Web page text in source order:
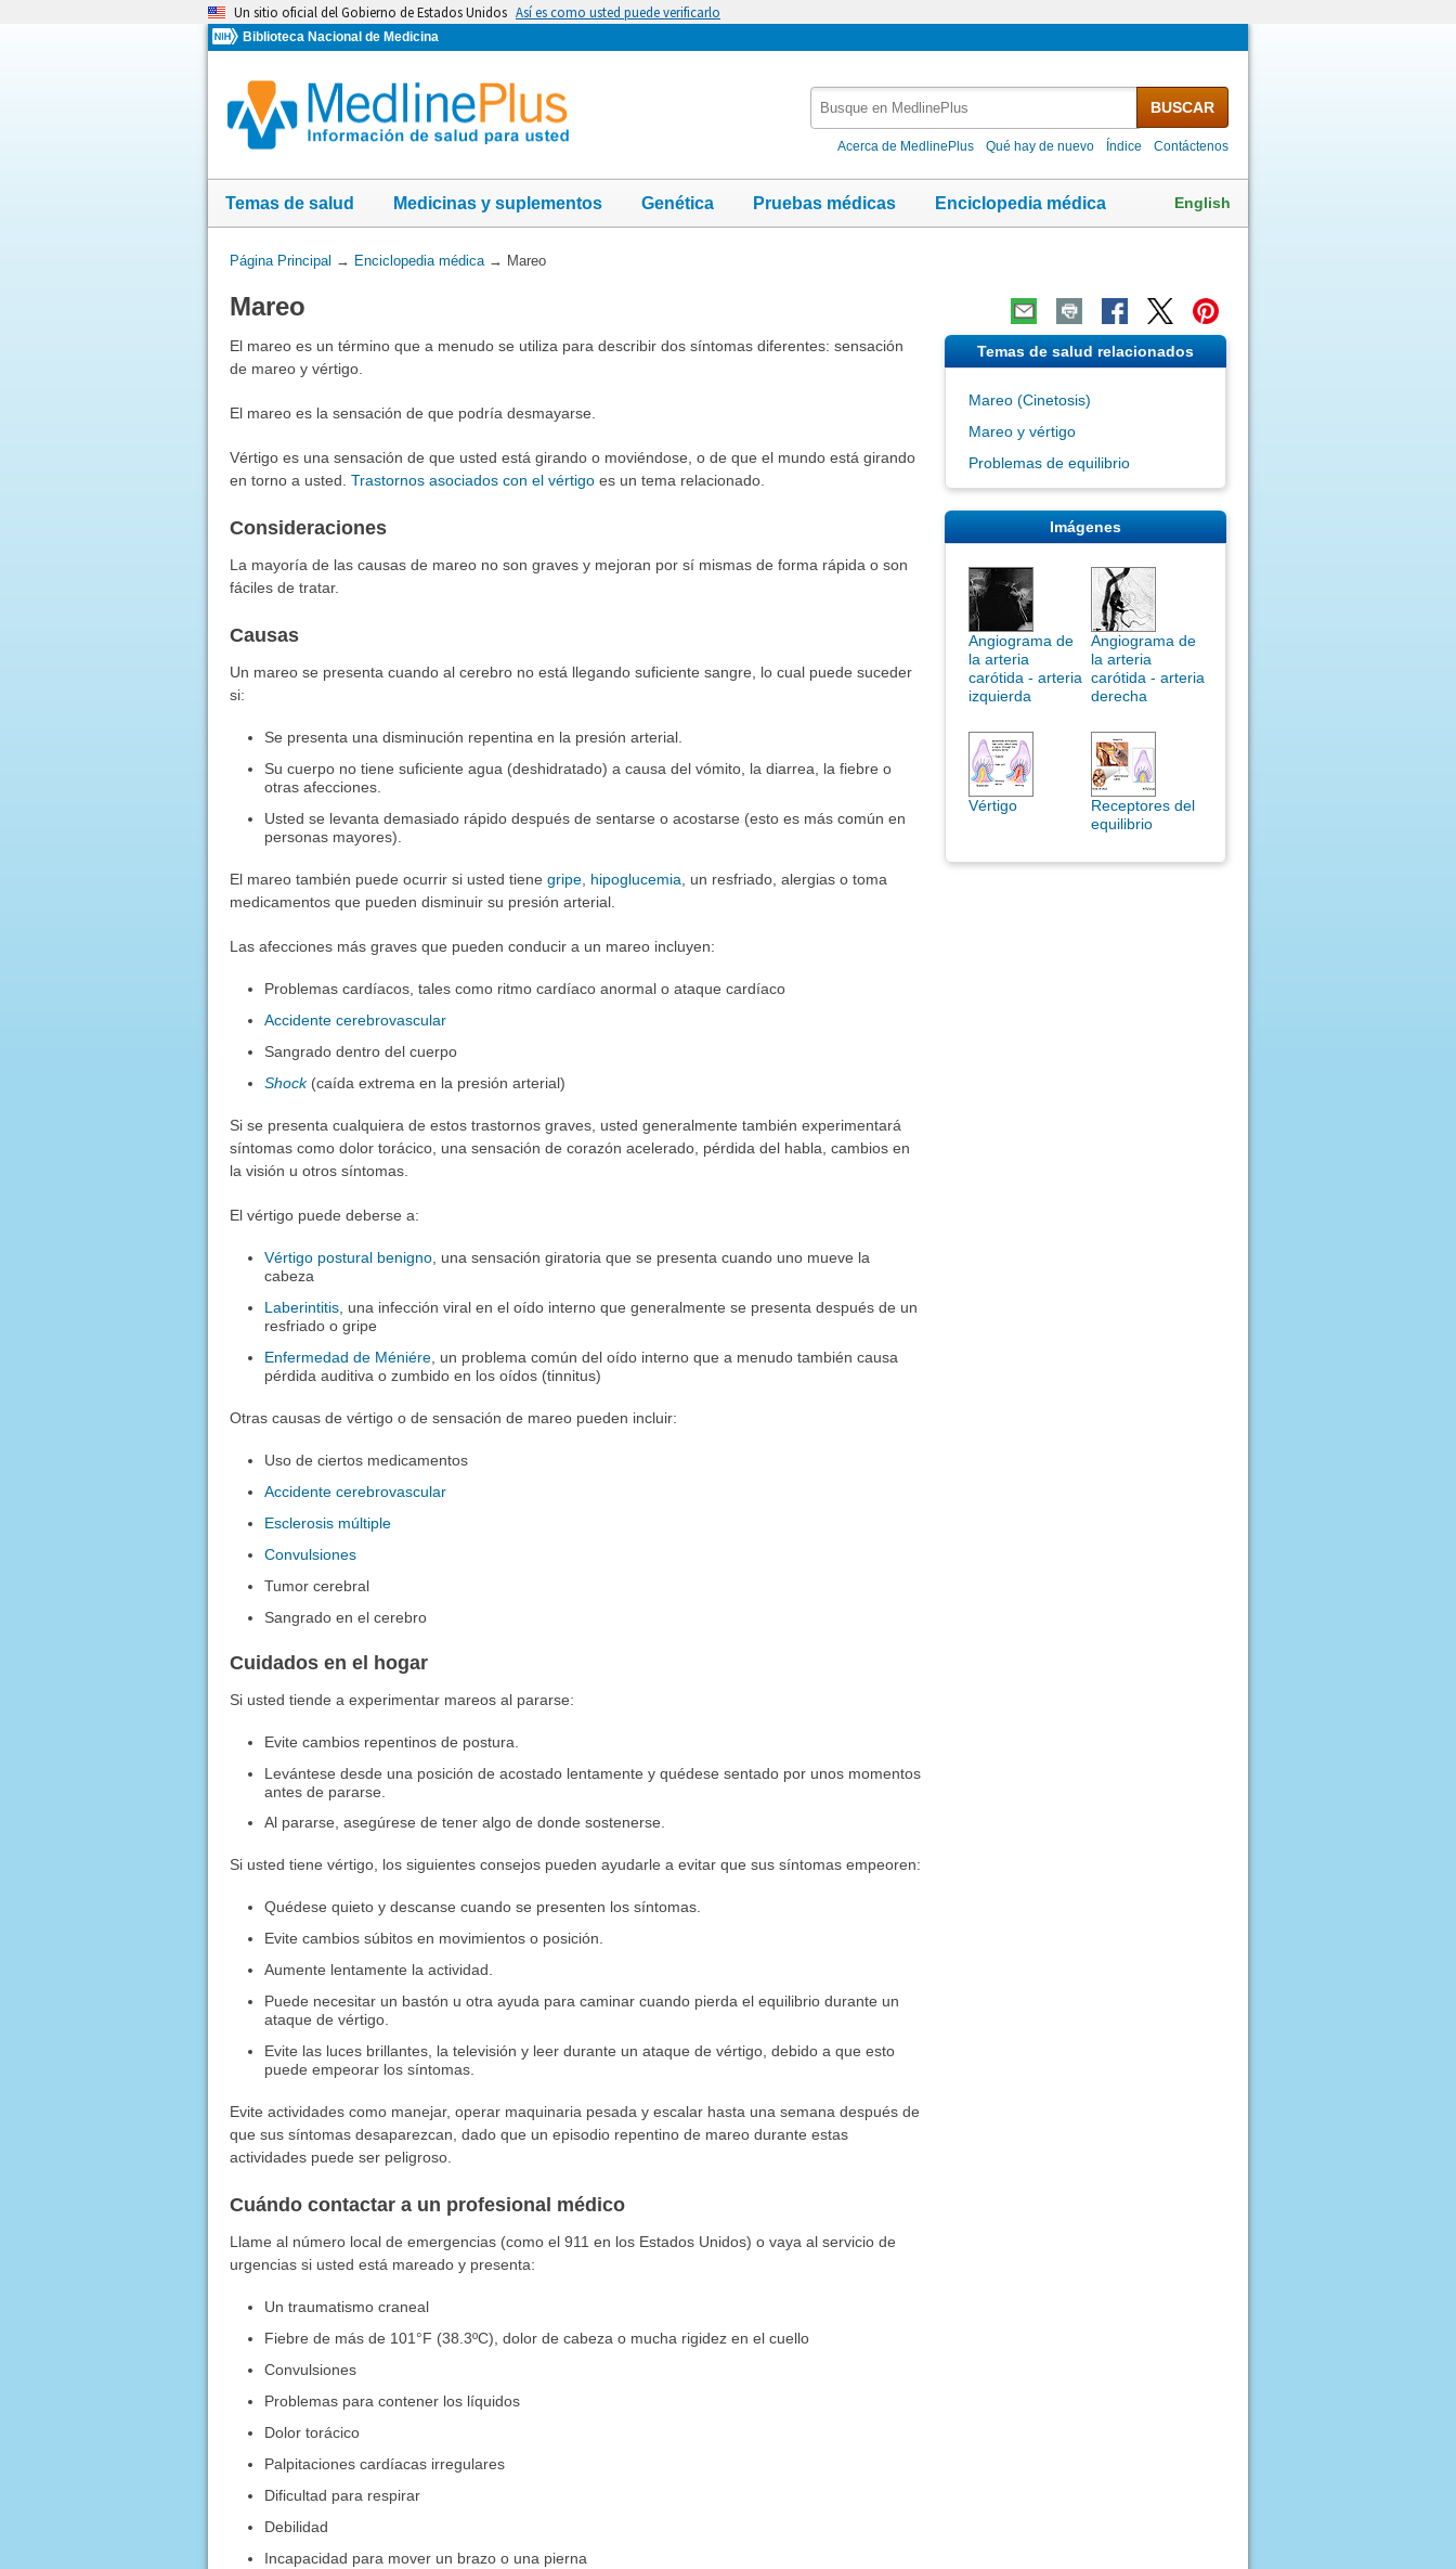
Un sitio oficial del Gobierno de Estados Unidos Así es como usted puede verificarlo
Biblioteca Nacional de Medicina
MedlinePlus
BUSCAR
Acerca de MedlinePlus Qué hay de nuevo Índice Contáctenos
Temas de salud Medicinas y suplementos Genética Pruebas médicas Enciclopedia médica English
Usted
aquí:
Página Principal → Enciclopedia médica→ Mareo
Mareo
El mareo es un término que a menudo se utiliza para describir dos síntomas diferentes: sensación
de mareo y vértigo.
El mareo es la sensación de que podría desmayarse.
Vértigo es una sensación de que usted está girando o moviéndose, o de que el mundo está girando
en torno a usted. Trastornos asociados con el vértigoes un tema relacionado.
Consideraciones
La mayoría de las causas de mareo no son graves y mejoran por sí mismas de forma rápida o son
fáciles de tratar.
Causas
Un mareo se presenta cuando al cerebro no está llegando suficiente sangre, lo cual puede suceder
si:
Se presenta una disminución repentina en la presión arterial.
Su cuerpo no tiene suficiente agua (deshidratado) a causa del vómito, la diarrea, la fiebre o
otras afecciones.
Usted se levanta demasiado rápido después de sentarse o acostarse (esto es más común en
personas mayores).
El mareo también puede ocurrir si usted tiene gripe, hipoglucemia , un resfriado, alergias o toma
medicamentos que pueden disminuir su presión arterial.
Las afecciones más graves que pueden conducir a un mareo incluyen:
Problemas cardíacos, tales como ritmo cardíaco anormal o ataque cardíaco
Accidente cerebrovascular
Sangrado dentro del cuerpo
Shock(caída extrema en la presión arterial)
Si se presenta cualquiera de estos trastornos graves, usted generalmente también experimentará
síntomas como dolor torácico, una sensación de corazón acelerado, pérdida del habla, cambios en
la visión u otros síntomas.
El vértigo puede deberse a:
Vértigo postural benigno , una sensación giratoria que se presenta cuando uno mueve la
cabeza
Laberintitis , una infección viral en el oído interno que generalmente se presenta después de un
resfriado o gripe
Enfermedad de Méniére , un problema común del oído interno que a menudo también causa
pérdida auditiva o zumbido en los oídos (tinnitus)
Otras causas de vértigo o de sensación de mareo pueden incluir:
Uso de ciertos medicamentos
Accidente cerebrovascular
Esclerosis múltiple
Convulsiones
Tumor cerebral
Sangrado en el cerebro
Cuidados en el hogar
Si usted tiende a experimentar mareos al pararse:
Evite cambios repentinos de postura.
Levántese desde una posición de acostado lentamente y quédese sentado por unos momentos
antes de pararse.
Al pararse, asegúrese de tener algo de donde sostenerse.
Si usted tiene vértigo, los siguientes consejos pueden ayudarle a evitar que sus síntomas empeoren:
Quédese quieto y descanse cuando se presenten los síntomas.
Evite cambios súbitos en movimientos o posición.
Aumente lentamente la actividad.
Puede necesitar un bastón u otra ayuda para caminar cuando pierda el equilibrio durante un
ataque de vértigo.
Evite las luces brillantes, la televisión y leer durante un ataque de vértigo, debido a que esto
puede empeorar los síntomas.
Evite actividades como manejar, operar maquinaria pesada y escalar hasta una semana después de
que sus síntomas desaparezcan, dado que un episodio repentino de mareo durante estas
actividades puede ser peligroso.
Cuándo contactar a un profesional médico
Llame al número local de emergencias (como el 911 en los Estados Unidos) o vaya al servicio de
urgencias si usted está mareado y presenta:
Un traumatismo craneal
Fiebre de más de 101°F (38.3ºC), dolor de cabeza o mucha rigidez en el cuello
Convulsiones
Problemas para contener los líquidos
Dolor torácico
Palpitaciones cardíacas irregulares
Dificultad para respirar
Debilidad
Incapacidad para mover un brazo o una pierna
Temas de salud relacionados
Mareo (Cinetosis)
Mareo y vértigo
Problemas de equilibrio
Imágenes
Angiograma de
la arteria
carótida - arteria
izquierda
Angiograma de
la arteria
carótida - arteria
derecha
Vértigo
Receptores del
equilibrio